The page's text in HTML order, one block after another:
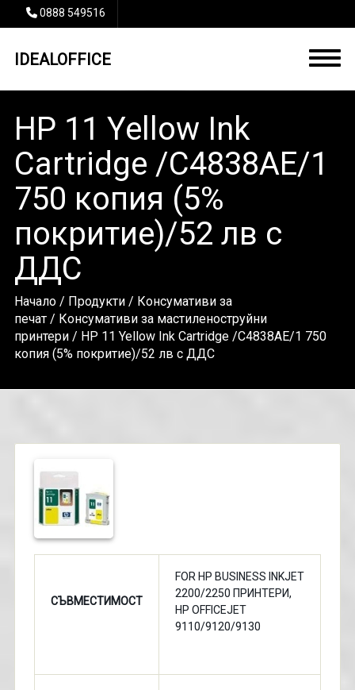
0888 549516
IDEALOFFICE
HP 11 Yellow Ink
Cartridge /C4838AE/1
750 копия (5%
покритие)/52 лв с
ДДС
Начало/ Продукти/ Консумативи за
печат/ Консумативи за мастиленоструйни
принтери/ HP 11 Yellow Ink Cartridge /C4838AE/1 750
копия (5% покритие)/52 лв с ДДС
СЪВМЕСТИМОСТ
FOR HP BUSINESS INKJET
2200/2250 ПРИНТЕРИ,
HP OFFICEJET
9110/9120/9130